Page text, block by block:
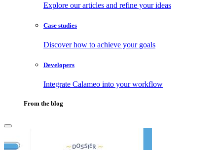
Explore our articles and refine your ideas
Case studies
Discover how to achieve your goals
Developers
Integrate Calameo into your workflow
From the blog